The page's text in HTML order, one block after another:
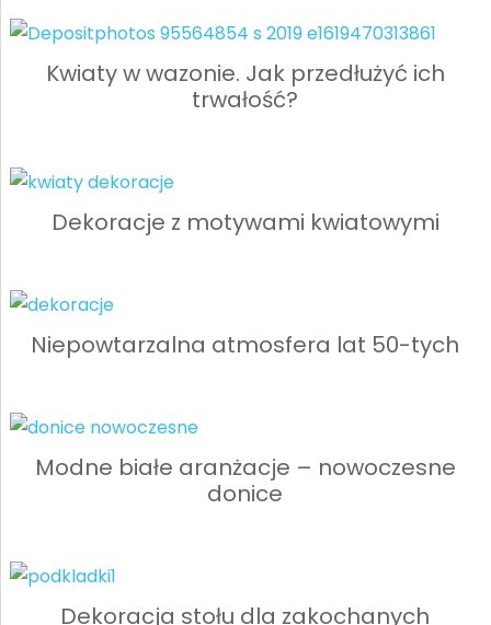
Kwiaty w wazonie. Jak przedłużyć ich
trwałość?
Dekoracje z motywami kwiatowymi
Niepowtarzalna atmosfera lat 50-tych
Modne białe aranżacje – nowoczesne
donice
Dekoracja stołu dla zakochanych